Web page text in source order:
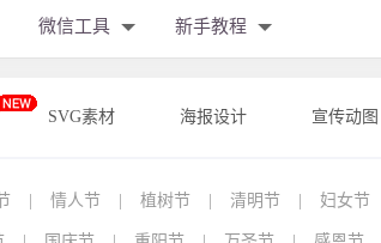
微信工具 新手教程
SVG素材 海报设计 宣传动图
情人节 植树节 清明节 妇女节